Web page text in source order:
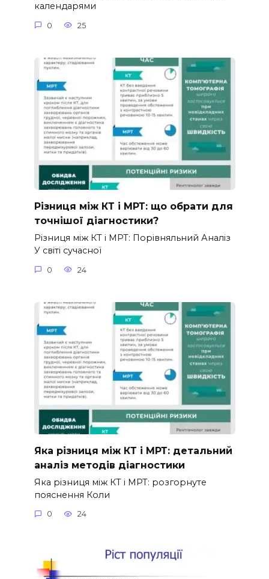
календарями
0 25
Різниця між КТ і МРТ: що обрати для
точнішої діагностики?
Різниця між КТ і МРТ: Порівняльний Аналіз
У світі сучасної
0 24
Яка різниця між КТ і МРТ: детальний
аналіз методів діагностики
Яка різниця між КТ і МРТ: розгорнуте
пояснення Коли
0 24